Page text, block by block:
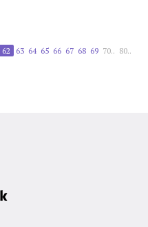
62 63 64 65 66 67 68 69 70.. 80..